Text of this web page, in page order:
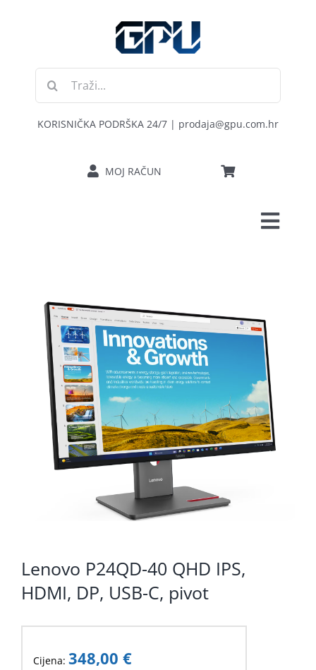
Traži...
KORISNIČKA PODRŠKA 24/7 | prodaja@gpu.com.hr
MOJ RAČUN
KOMPONENTE
PERIFERIJA
KABELI I KONEKTORI
MREŽNA OPREMA
PRINTERI
POTROŠAČKA ELEKTRONIKA
Lenovo P24QD-40 QHD IPS,
HDMI, DP, USB-C, pivot
Cijena: 348,00 €